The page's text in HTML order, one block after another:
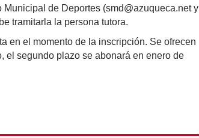
de Deportes (smd@azuqueca.net y
tramitarla la persona tutora.
en el momento de la inscripción. Se ofrecen
el segundo plazo se abonará en enero de